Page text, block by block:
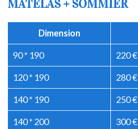
MATELAS + SOMMIER
Dimension
90 * 190 220 €
120 * 190 280 €
140 * 190 250 €
140 * 200 300 €